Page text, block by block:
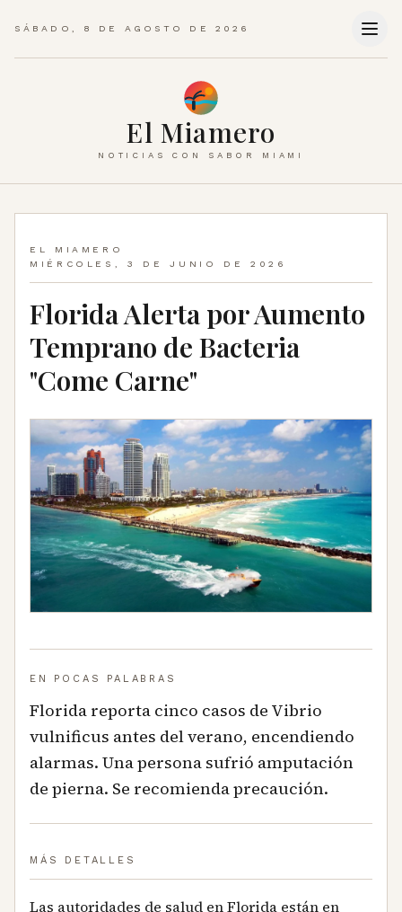
SÁBADO, 8 DE AGOSTO DE 2026
El Miamero
NOTICIAS CON SABOR MIAMI
EL MIAMERO
MIÉRCOLES, 3 DE JUNIO DE 2026
Florida Alerta por Aumento
Temprano de Bacteria
"Come Carne"
EN POCAS PALABRAS
Florida reporta cinco casos de Vibrio
vulnificus antes del verano, encendiendo
alarmas. Una persona sufrió amputación
de pierna. Se recomienda precaución.
MÁS DETALLES
Las autoridades de salud en Florida están en